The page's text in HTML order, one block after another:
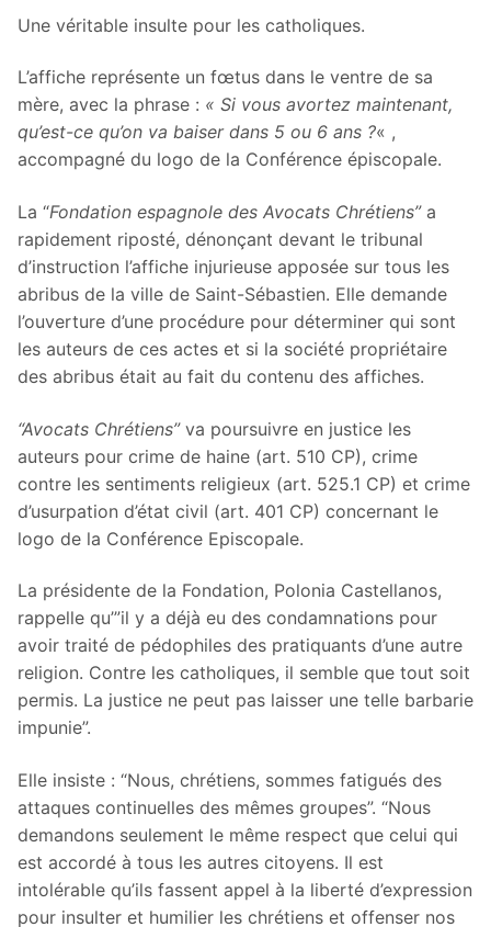
Une véritable insulte pour les catholiques.
L’affiche représente un fœtus dans le ventre de sa
mère, avec la phrase : « Si vous avortez maintenant,
qu’est-ce qu’on va baiser dans 5 ou 6 ans ?« ,
accompagné du logo de la Conférence épiscopale.
La “Fondation espagnole des Avocats Chrétiens”a
rapidement riposté, dénonçant devant le tribunal
d’instruction l’affiche injurieuse apposée sur tous les
abribus de la ville de Saint-Sébastien. Elle demande
l’ouverture d’une procédure pour déterminer qui sont
les auteurs de ces actes et si la société propriétaire
des abribus était au fait du contenu des affiches.
“Avocats Chrétiens”va poursuivre en justice les
auteurs pour crime de haine (art. 510 CP), crime
contre les sentiments religieux (art. 525.1 CP) et crime
d’usurpation d’état civil (art. 401 CP) concernant le
logo de la Conférence Episcopale.
La présidente de la Fondation, Polonia Castellanos,
rappelle qu’”il y a déjà eu des condamnations pour
avoir traité de pédophiles des pratiquants d’une autre
religion. Contre les catholiques, il semble que tout soit
permis. La justice ne peut pas laisser une telle barbarie
impunie”.
Elle insiste : “Nous, chrétiens, sommes fatigués des
attaques continuelles des mêmes groupes”. “Nous
demandons seulement le même respect que celui qui
est accordé à tous les autres citoyens. Il est
intolérable qu’ils fassent appel à la liberté d’expression
pour insulter et humilier les chrétiens et offenser nos